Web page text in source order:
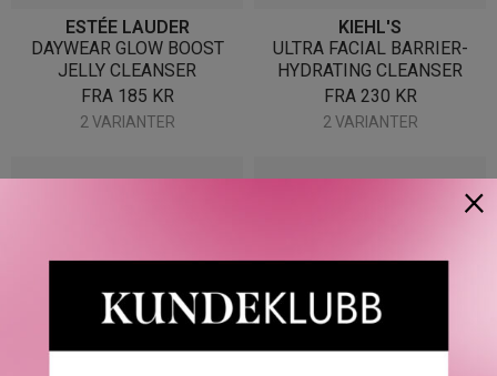
ESTÉE LAUDER
DAYWEAR GLOW BOOST
JELLY CLEANSER
FRA 185 KR
2 VARIANTER
KIEHL'S
ULTRA FACIAL BARRIER-
HYDRATING CLEANSER
FRA 230 KR
2 VARIANTER
×